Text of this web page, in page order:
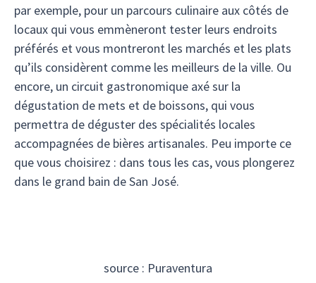
par exemple, pour un parcours culinaire aux côtés de
locaux qui vous emmèneront tester leurs endroits
préférés et vous montreront les marchés et les plats
qu’ils considèrent comme les meilleurs de la ville. Ou
encore, un circuit gastronomique axé sur la
dégustation de mets et de boissons, qui vous
permettra de déguster des spécialités locales
accompagnées de bières artisanales. Peu importe ce
que vous choisirez : dans tous les cas, vous plongerez
dans le grand bain de San José.
source : Puraventura